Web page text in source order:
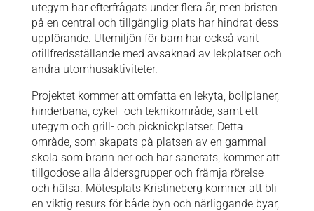
utegym har efterfrågats under flera år, men bristen
på en central och tillgänglig plats har hindrat dess
uppförande. Utemiljön för barn har också varit
otillfredsställande med avsaknad av lekplatser och
andra utomhusaktiviteter.
Projektet kommer att omfatta en lekyta, bollplaner,
hinderbana, cykel- och teknikområde, samt ett
utegym och grill- och picknickplatser. Detta
område, som skapats på platsen av en gammal
skola som brann ner och har sanerats, kommer att
tillgodose alla åldersgrupper och främja rörelse
och hälsa. Mötesplats Kristineberg kommer att bli
en viktig resurs för både byn och närliggande byar,